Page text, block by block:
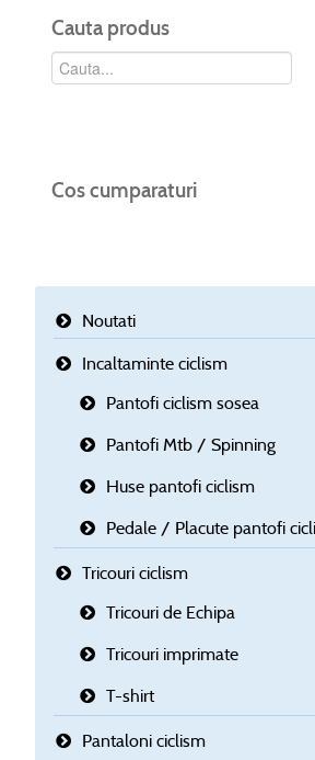
Cauta produs
Cos cumparaturi
Noutati
Incaltaminte ciclism
Pantofi ciclism sosea
Pantofi Mtb / Spinning
Huse pantofi ciclism
Pedale / Placute pantofi
Tricouri ciclism
Tricouri de Echipa
Tricouri imprimate
T-shirt
Pantaloni ciclism